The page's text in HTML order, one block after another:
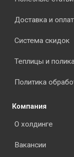
Доставка и
Система скидок
Теплицы и
Политика
Компания
О холдинге
Вакансии